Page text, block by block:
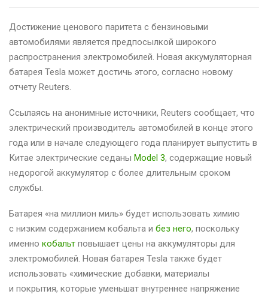
Достижение ценового паритета с бензиновыми
автомобилями является предпосылкой широкого
распространения электромобилей. Новая аккумуляторная
батарея Tesla может достичь этого, согласно новому
отчету Reuters.
Ссылаясь на анонимные источники, Reuters сообщает, что
электрический производитель автомобилей в конце этого
года или в начале следующего года планирует выпустить в
Китае электрические седаны Model 3, содержащие новый
недорогой аккумулятор с более длительным сроком
службы.
Батарея «на миллион миль» будет использовать химию
с низким содержанием кобальта и без него, поскольку
именно кобальт повышает цены на аккумуляторы для
электромобилей. Новая батарея Tesla также будет
использовать «химические добавки, материалы
и покрытия, которые уменьшат внутреннее напряжение